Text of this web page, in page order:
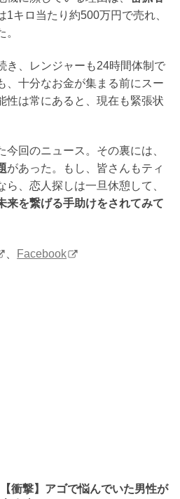
1キロ当たり約500万円で売れ、
き、レンジャーも24時間体制で
、十分なお金が集まる前にスー
性は常にあると、現在も緊張状
回のニュース。その裏には、
があった。もし、皆さんもティ
ら、恋人探しは一旦休憩して、
来を繋げる手助けをされてみて
Facebook
【衝撃】アゴで悩んでいた男性が